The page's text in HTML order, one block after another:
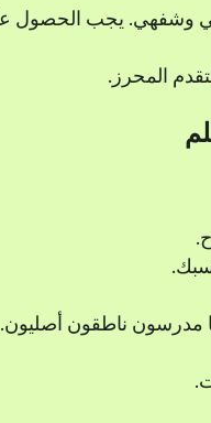
المحرز.
مدرسون ناطقون أصليون.